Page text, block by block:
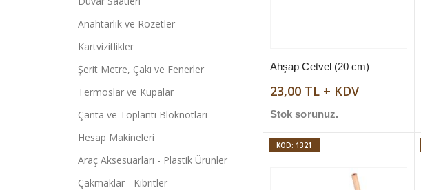
Anahtarlık ve Rozetler
Kartvizitlikler
Şerit Metre, Çakı ve Fenerler
Termoslar ve Kupalar
Çanta ve Toplantı Bloknotları
Hesap Makineleri
Araç Aksesuarları - Plastik Ürünler
Çakmaklar - Kibritler
Ahşap Cetvel (20 cm)
23,00 TL + KDV
Stok sorunuz.
KOD: 1321